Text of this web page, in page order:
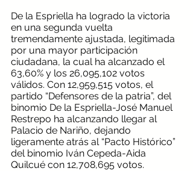
De la Espriella ha logrado la victoria
en una segunda vuelta
tremendamente ajustada, legitimada
por una mayor participación
ciudadana, la cual ha alcanzado el
63,60% y los 26,095,102 votos
válidos. Con 12,959,515 votos, el
partido “Defensores de la patria”, del
binomio De la Espriella-José Manuel
Restrepo ha alcanzando llegar al
Palacio de Nariño, dejando
ligeramente atrás al “Pacto Histórico”
del binomio Iván Cepeda-Aida
Quilcué con 12,708,695 votos.